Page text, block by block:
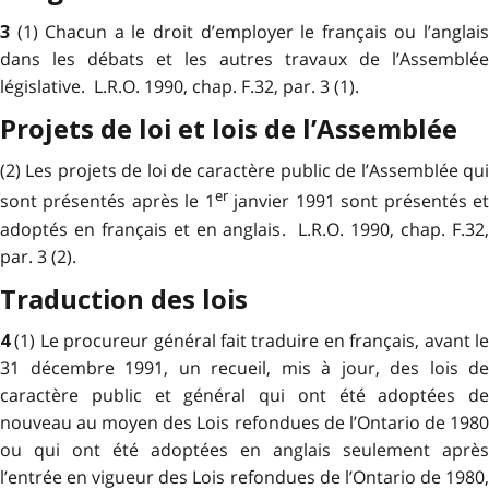
3 (1) Chacun a le droit d’employer le français ou l’anglais
dans les débats et les autres travaux de l’Assemblée
législative. L.R.O. 1990, chap. F.32, par. 3 (1).
Projets de loi et lois de l’Assemblée
(2) Les projets de loi de caractère public de l’Assemblée qui
sont présentés après le 1erjanvier 1991 sont présentés et
adoptés en français et en anglais. L.R.O. 1990, chap. F.32,
par. 3 (2).
Traduction des lois
4(1) Le procureur général fait traduire en français, avant le
31 décembre 1991, un recueil, mis à jour, des lois de
caractère public et général qui ont été adoptées de
nouveau au moyen des Lois refondues de l’Ontario de 1980
ou qui ont été adoptées en anglais seulement après
l’entrée en vigueur des Lois refondues de l’Ontario de 1980,